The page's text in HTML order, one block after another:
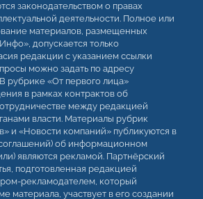
законодательством о правах
деятельности. Полное или
материалов, размещенных
допускается только
редакции с указанием ссылки
можно задать по адресу
рубрике «От первого лица»
в рамках контрактов об
между редакцией
власти. Материалы рубрик
и «Новости компаний» публикуются в
об информационном
являются рекламой. Партнёрский
подготовленная редакцией
рекламодателем, который
материала, участвует в его создании